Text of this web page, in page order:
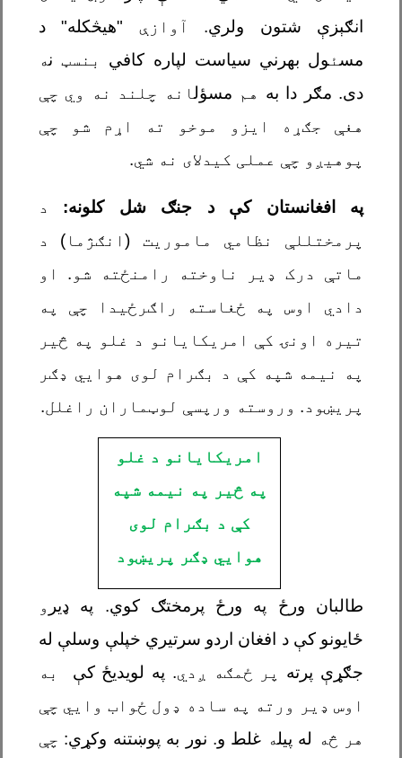
انګېزې شتون ولري.
آوازې "هیڅکله" د
مسئول بهرني سیاست لپاره کافي بنسټنه
دی. مګر دا به هم مسؤلانه چلند نه وي چې
هغې جګړه ایزو موخو ته اړم شو چې
پوهيږو چې عملی کیدلای نه شي.
په افغانستان کې د جنګ شل کلونه:
د
پرمختللې نظامي ماموریت (انګژما) د
ماتې درک ډیر ناوخته رامنځته شو. او
دادي اوس په ځغاسته راګرځیدا چې په
تیره اونۍ کې امریکایانو د غلو په څیر
په نیمه شپه کې د بګرام لوی هوايي ډګر
پريښود. وروسته ورپسې لوټماران راغلل.
امریکایانو د غلو
په څیر په نیمه شپه
کې د بګرام لوی
هوايي ډګر پريښود
طالبان ورځ په ورځ پرمختګ کوي. په ډیر و
ځایونو کې د افغان اردو سرتیري خپلې وسلې له
جګړې پرته
پر ځمګه ږدي. په لویدیځ کې
به
اوس ډیر ورته په ساده ډول ځواب وایي چې
هر څه له پیله غلط و. نور به پوښتنه وکړي: چې